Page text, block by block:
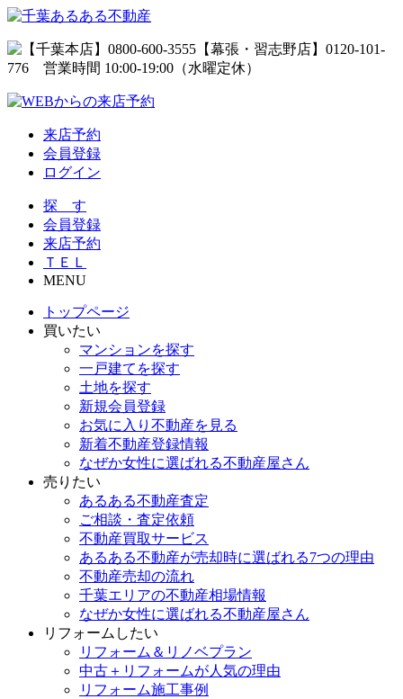
来店予約
会員登録
ログイン
探 す
会員登録
来店予約
ＴＥＬ
MENU
トップページ
買いたい
マンションを探す
一戸建てを探す
土地を探す
新規会員登録
お気に入り不動産を見る
新着不動産登録情報
なぜか女性に選ばれる不動産屋さん
売りたい
あるある不動産査定
ご相談・査定依頼
不動産買取サービス
あるある不動産が売却時に選ばれる7つの理由
不動産売却の流れ
千葉エリアの不動産相場情報
なぜか女性に選ばれる不動産屋さん
リフォームしたい
リフォーム＆リノベプラン
中古＋リフォームが人気の理由
リフォーム施工事例